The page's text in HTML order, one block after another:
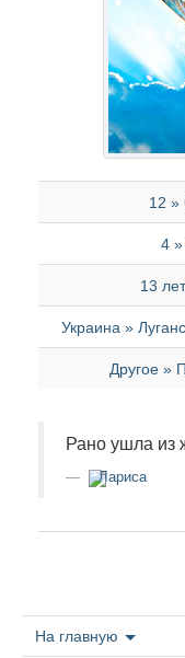
12 »
4 »
13
Украина »
Другое »
Рано ушла из
Лариса
На главную